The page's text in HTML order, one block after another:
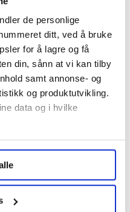
de personlige
ditt, ved å bruke
for å lagre og få
din, sånn at vi kan tilby
samt annonse- og
og produktutvikling.
data og i hvilke
hvordan dine personlige
velge hvordan de skal
eller trekke tilbake ditt
Kriminalomsorg
og friomsorg.